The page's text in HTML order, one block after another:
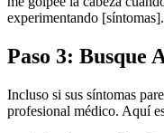
experimentando
Paso 3: Busque
Incluso si sus síntomas
profesional médico. Aquí